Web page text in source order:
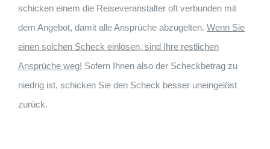
schicken einem die Reiseveranstalter oft verbunden mit
dem Angebot, damit alle Ansprüche abzugelten. Wenn Sie
einen solchen Scheck einlösen, sind Ihre restlichen
Ansprüche weg! Sofern Ihnen also der Scheckbetrag zu
niedrig ist, schicken Sie den Scheck besser uneingelöst
zurück.